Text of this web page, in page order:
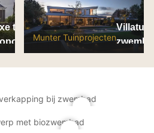
tuin met
Munter Tuinprojecten